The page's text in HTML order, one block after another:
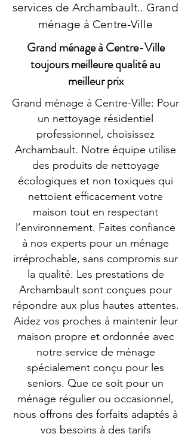
services de Archambault.. Grand
ménage à Centre-Ville
Grand ménage à Centre-Ville
toujours meilleure qualité au
meilleur prix
Grand ménage à Centre-Ville: Pour
un nettoyage résidentiel
professionnel, choisissez
Archambault. Notre équipe utilise
des produits de nettoyage
écologiques et non toxiques qui
nettoient efficacement votre
maison tout en respectant
l’environnement. Faites confiance
à nos experts pour un ménage
irréprochable, sans compromis sur
la qualité. Les prestations de
Archambault sont conçues pour
répondre aux plus hautes attentes.
Aidez vos proches à maintenir leur
maison propre et ordonnée avec
notre service de ménage
spécialement conçu pour les
seniors. Que ce soit pour un
ménage régulier ou occasionnel,
nous offrons des forfaits adaptés à
vos besoins à des tarifs